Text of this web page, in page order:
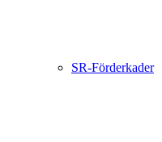
SR-Förderkader